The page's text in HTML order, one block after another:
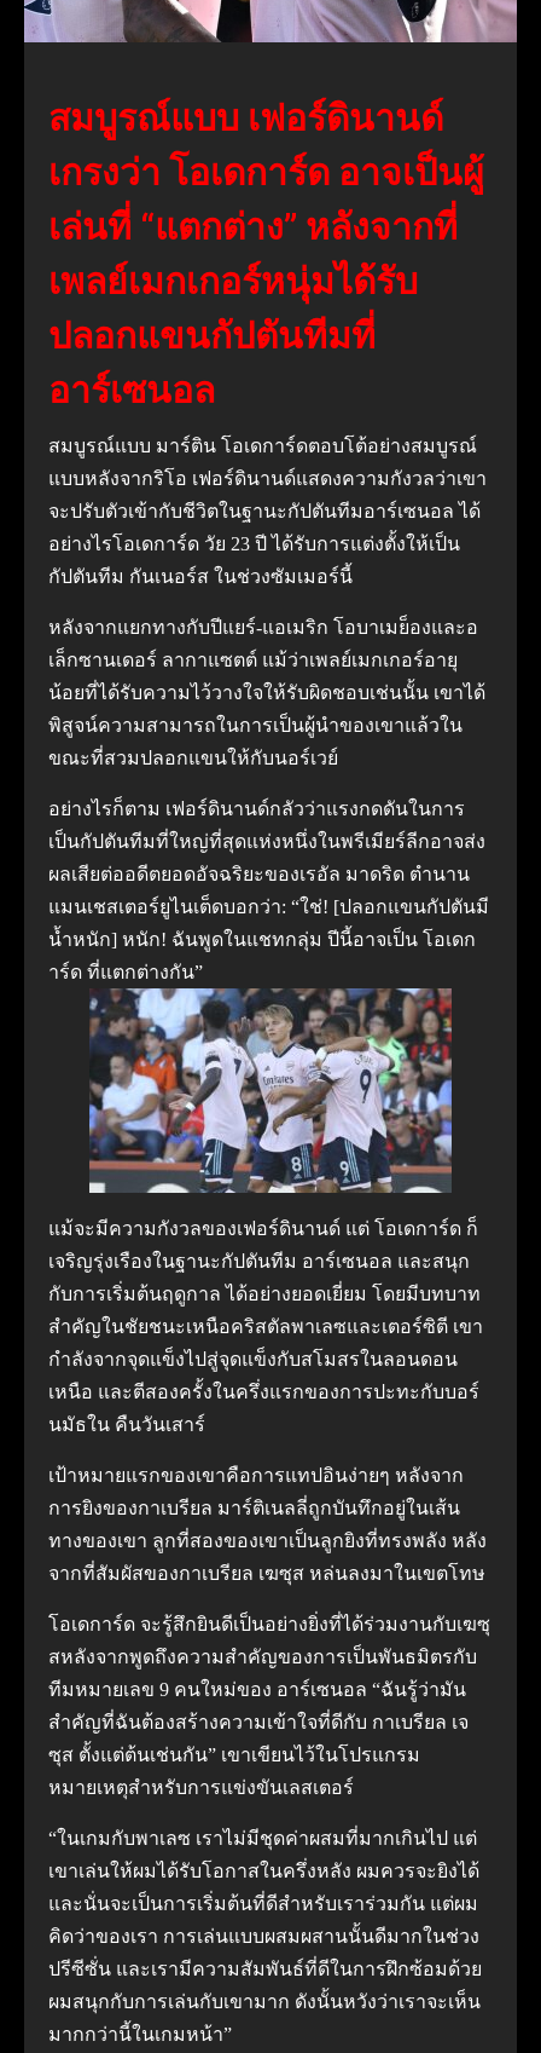
สมบูรณ์แบบ เฟอร์ดินานด์
เกรงว่า โอเดการ์ด อาจเป็นผู้
เล่นที่ “แตกต่าง” หลังจากที่
เพลย์เมกเกอร์หนุ่มได้รับ
ปลอกแขนกัปตันทีมที่
อาร์เซนอล
สมบูรณ์แบบ มาร์ติน โอเดการ์ดตอบโต้อย่างสมบูรณ์
แบบหลังจากริโอ เฟอร์ดินานด์แสดงความกังวลว่าเขา
จะปรับตัวเข้ากับชีวิตในฐานะกัปตันทีมอาร์เซนอล ได้
อย่างไรโอเดการ์ด วัย 23 ปี ได้รับการแต่งตั้งให้เป็น
กัปตันทีม กันเนอร์ส ในช่วงซัมเมอร์นี้
หลังจากแยกทางกับปีแยร์-แอเมริก โอบาเมย็องและอ
เล็กซานเดอร์ ลากาแซตต์ แม้ว่าเพลย์เมกเกอร์อายุ
น้อยที่ได้รับความไว้วางใจให้รับผิดชอบเช่นนั้น เขาได้
พิสูจน์ความสามารถในการเป็นผู้นำของเขาแล้วใน
ขณะที่สวมปลอกแขนให้กับนอร์เวย์
อย่างไรก็ตาม เฟอร์ดินานด์กลัวว่าแรงกดดันในการ
เป็นกัปตันทีมที่ใหญ่ที่สุดแห่งหนึ่งในพรีเมียร์ลีกอาจส่ง
ผลเสียต่ออดีตยอดอัจฉริยะของเรอัล มาดริด ตำนาน
แมนเชสเตอร์ยูไนเต็ดบอกว่า: “ใช่! [ปลอกแขนกัปตันมี
น้ำหนัก] หนัก! ฉันพูดในแชทกลุ่ม ปีนี้อาจเป็น โอเดก
าร์ด ที่แตกต่างกัน”
แม้จะมีความกังวลของเฟอร์ดินานด์ แต่ โอเดการ์ด ก็
เจริญรุ่งเรืองในฐานะกัปตันทีม อาร์เซนอล และสนุก
กับการเริ่มต้นฤดูกาล ได้อย่างยอดเยี่ยม โดยมีบทบาท
สำคัญในชัยชนะเหนือคริสตัลพาเลซและเตอร์ซิตี เขา
กำลังจากจุดแข็งไปสู่จุดแข็งกับสโมสรในลอนดอน
เหนือ และตีสองครั้งในครึ่งแรกของการปะทะกับบอร์
นมัธใน คืนวันเสาร์
เป้าหมายแรกของเขาคือการแทปอินง่ายๆ หลังจาก
การยิงของกาเบรียล มาร์ติเนลลี่ถูกบันทึกอยู่ในเส้น
ทางของเขา ลูกที่สองของเขาเป็นลูกยิงที่ทรงพลัง หลัง
จากที่สัมผัสของกาเบรียล เฆซุส หล่นลงมาในเขตโทษ
โอเดการ์ด จะรู้สึกยินดีเป็นอย่างยิ่งที่ได้ร่วมงานกับเฆซุ
สหลังจากพูดถึงความสำคัญของการเป็นพันธมิตรกับ
ทีมหมายเลข 9 คนใหม่ของ อาร์เซนอล “ฉันรู้ว่ามัน
สำคัญที่ฉันต้องสร้างความเข้าใจที่ดีกับ กาเบรียล เจ
ซุส ตั้งแต่ต้นเช่นกัน” เขาเขียนไว้ในโปรแกรม
หมายเหตุสำหรับการแข่งขันเลสเตอร์
“ในเกมกับพาเลซ เราไม่มีชุดค่าผสมที่มากเกินไป แต่
เขาเล่นให้ผมได้รับโอกาสในครึ่งหลัง ผมควรจะยิงได้
และนั่นจะเป็นการเริ่มต้นที่ดีสำหรับเราร่วมกัน แต่ผม
คิดว่าของเรา การเล่นแบบผสมผสานนั้นดีมากในช่วง
ปรีซีซั่น และเรามีความสัมพันธ์ที่ดีในการฝึกซ้อมด้วย
ผมสนุกกับการเล่นกับเขามาก ดังนั้นหวังว่าเราจะเห็น
มากกว่านี้ในเกมหน้า”